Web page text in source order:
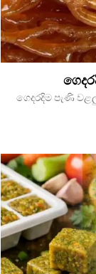
ගෙදරදිම පැණි